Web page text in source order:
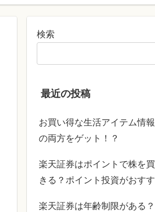
検索
最近の投稿
お買い得な生活アイテム情
の両方をゲット！？
楽天証券はポイントで株を
きる？ポイント投資がおす
楽天証券は年齢制限がある